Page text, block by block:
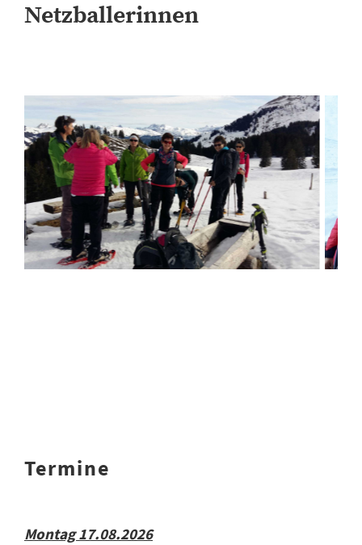
Netzballerinnen
Termine
Montag 17.08.2026